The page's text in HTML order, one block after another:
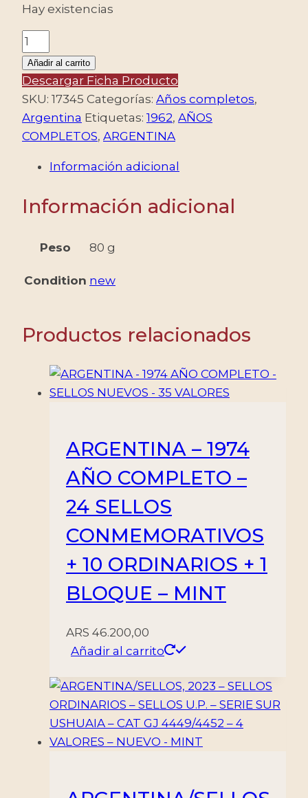
Hay existencias
ARGENTINA
-
1962
AÑO
COMPLETO
-
SELLOS
AEREOS
MINT
Añadir al carrito
Descargar Ficha Producto
SKU: 17345 Categorías: Años completos,
Argentina Etiquetas: 1962, AÑOS
COMPLETOS, ARGENTINA
Información adicional
Información adicional
Peso 80 g
Condition new
Productos relacionados
ARGENTINA – 1974
AÑO COMPLETO –
24 SELLOS
CONMEMORATIVOS
+ 10 ORDINARIOS + 1
BLOQUE – MINT
ARS 46.200,00
Añadir al carrito